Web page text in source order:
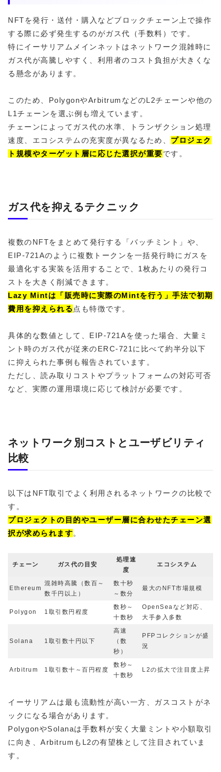
NFTを発行・送付・購入などブロックチェーン上で操作
する際に必ず発生するのがガス代（手数料）です。
特にイーサリアムメインネットはネットワーク混雑時に
ガス代が高騰しやすく、利用者のコスト負担が大きくな
る懸念があります。
このため、PolygonやArbitrumなどのL2チェーンや他の
L1チェーンを選ぶ例も増えています。
チェーンによってガス代の水準、トランザクション処理
速度、エコシステムの充実度が異なるため、 プロジェク
ト規模やターゲット層に応じた選択が重要です。
ガス代を抑えるテクニック
複数のNFTをまとめて発行する「バッチミント」や、
EIP-721Aのように複数トークンを一括発行時にガスを
最適化する実装を活用することで、1枚あたりの発行コ
ストを大きく削減できます。
Lazy Mintは「販売時に実際のMintを行う」手法で初期
費用を抑えられる 点も特徴です。
具体的な数値として、EIP-721Aを使った場合、大量ミ
ント時のガス代が従来のERC-721に比べて約半分以下
に抑えられた事例も報告されています。
ただし、読み取りコストやプラットフォームの対応可否
など、実際の運用環境に応じて検討が必要です。
ネットワーク別コストとユーザビリティ
比較
以下はNFT取引でよく利用されるネットワークの比較で
す。
プロジェクトの目的やユーザー層に合わせたチェーン選
択が求められます。
チェーン ガス代の目安
処理速
度
エコシステム
Ethereum
混雑時高騰（数百～
数千円以上）
数十秒
～数分
最大のNFT市場規模
Polygon 1取引数円程度
数秒～
十数秒
OpenSeaなど対応、
大手参入多数
Solana 1取引数十円以下
高速
（数
秒）
PFPコレクションが盛
況
Arbitrum 1取引数十～百円程度
数秒～
十数秒
L2の拡大で注目度上昇
イーサリアムは最も流動性が高い一方、ガスコストがネ
ックになる場合があります。
PolygonやSolanaは手数料が安く大量ミントや小額取引
に向き、ArbitrumもL2の有望株として注目されていま
す。